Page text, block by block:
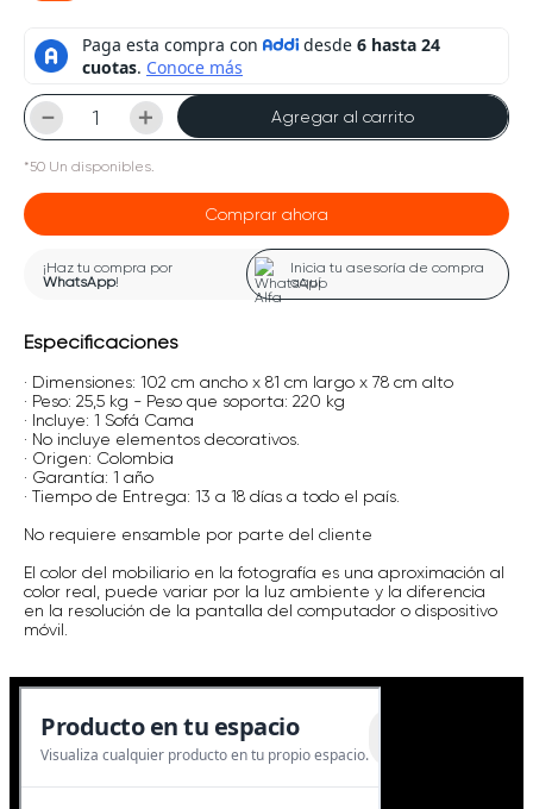
＋
－ Agregar al carrito
*50 Un disponibles.
Comprar ahora
¡Haz tu compra por
WhatsApp!
Inicia tu asesoría de compra
aquí
Especificaciones
· Dimensiones: 102 cm ancho x 81 cm largo x 78 cm alto
· Peso: 25,5 kg - Peso que soporta: 220 kg
· Incluye: 1 Sofá Cama
· No incluye elementos decorativos.
· Origen: Colombia
· Garantía: 1 año
· Tiempo de Entrega: 13 a 18 días a todo el país.
No requiere ensamble por parte del cliente
El color del mobiliario en la fotografía es una aproximación al
color real, puede variar por la luz ambiente y la diferencia
en la resolución de la pantalla del computador o dispositivo
móvil.